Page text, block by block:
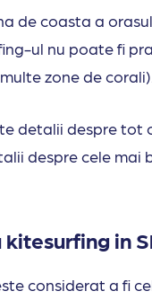
de coasta a
ul nu poate fi
zone de corali).
detalii despre tot
despre cele
in
considerat a fi